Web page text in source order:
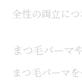
全性の両立につ
まつ毛パーマ
まつ毛パーマ